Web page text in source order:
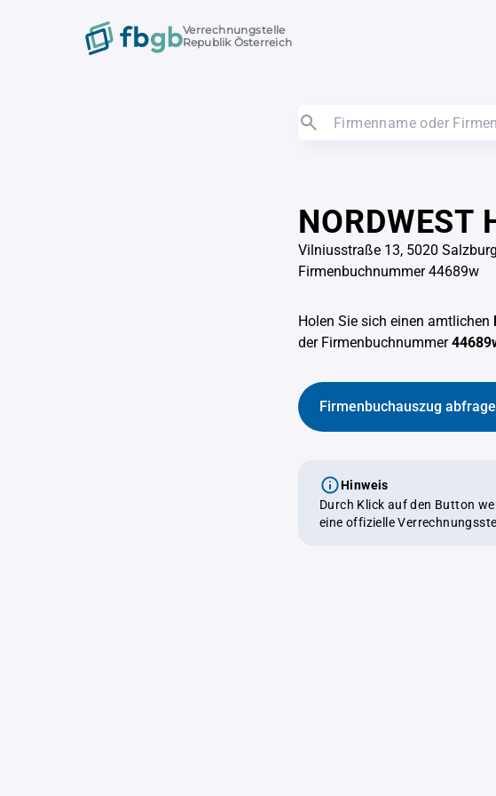
Verrechnungstelle
Republik Österreich
NORDWEST
Vilniusstraße 13, 5020 Salzburg
Firmenbuchnummer 44689w
Holen Sie sich einen amtlichen
der Firmenbuchnummer
Firmenbuchauszug
Hinweis
Durch Klick auf den Button
eine offizielle